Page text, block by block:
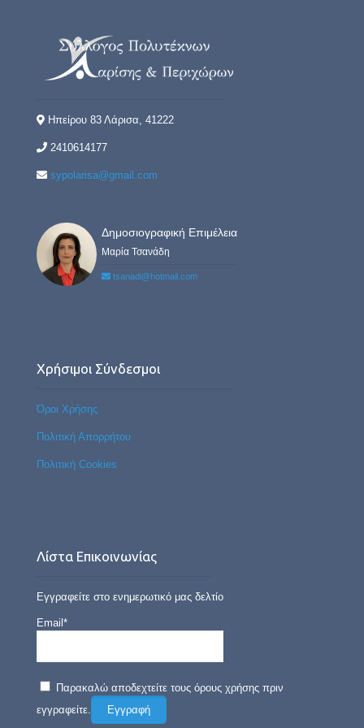
Ηπείρου 83 Λάρισα, 41222
2410614177
sypolarisa@gmail.com
Δημοσιογραφική Επιμέλεια
Μαρία Τσανάδη
tsanadi@hotmail.com
Χρήσιμοι Σύνδεσμοι
Όροι Χρήσης
Πολιτική Απορρήτου
Πολιτική Cookies
Λίστα Επικοινωνίας
Εγγραφείτε στο ενημερωτικό μας δελτίο
Email*
Παρακαλώ αποδεχτείτε τους όρους χρήσης πριν
εγγραφείτε.